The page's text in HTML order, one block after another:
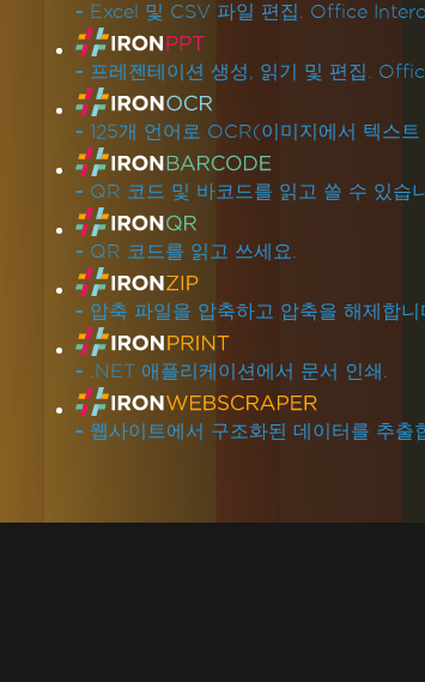
- Excel 및 CSV 파일 편집. Office
- 프레젠테이션 생성, 읽기 및 편집.
- 125개 언어로 OCR(이미지에서 텍스
- QR 코드 및 바코드를 읽고 쓸 수 있습
- QR 코드를 읽고 쓰세요.
- 압축 파일을 압축하고 압축을 해제합니
- .NET 애플리케이션에서 문서 인쇄.
- 웹사이트에서 구조화된 데이터를 추출